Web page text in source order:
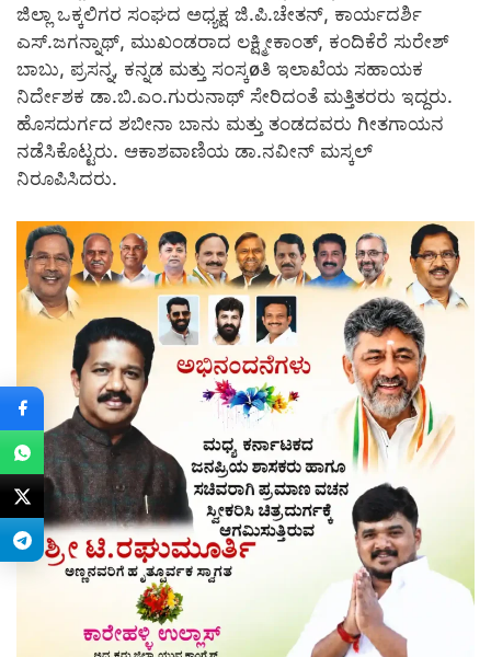
ಜಿಲ್ಲಾ ಒಕ್ಕಲಿಗರ ಸಂಘದ ಅಧ್ಯಕ್ಷ ಜಿ.ಪಿ.ಚೇತನ್, ಕಾರ್ಯದರ್ಶಿ
ಎಸ್.ಜಗನ್ನಾಥ್, ಮುಖಂಡರಾದ ಲಕ್ಷ್ಮೀಕಾಂತ್, ಕಂದಿಕೆರೆ ಸುರೇಶ್
ಬಾಬು, ಪ್ರಸನ್ನ, ಕನ್ನಡ ಮತ್ತು ಸಂಸ್ಕøತಿ ಇಲಾಖೆಯ ಸಹಾಯಕ
ನಿರ್ದೇಶಕ ಡಾ.ಬಿ.ಎಂ.ಗುರುನಾಥ್ ಸೇರಿದಂತೆ ಮತ್ತಿತರರು ಇದ್ದರು.
ಹೊಸದುರ್ಗದ ಶಬೀನಾ ಬಾನು ಮತ್ತು ತಂಡದವರು ಗೀತಗಾಯನ
ನಡೆಸಿಕೊಟ್ಟರು. ಆಕಾಶವಾಣಿಯ ಡಾ.ನವೀನ್ ಮಸ್ಕಲ್
ನಿರೂಪಿಸಿದರು.